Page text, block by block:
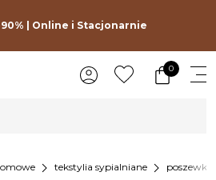
| Online i Stacjonarnie
0
chevron_right tekstylia sypialniane chevron_right poszewki